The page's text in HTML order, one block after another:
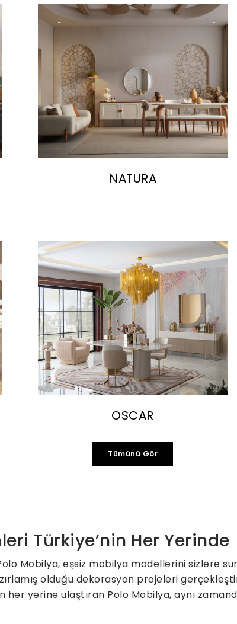
NATURA
OSCAR
Tümünü Gör
Türkiye’nin Her Yerinde
Mobilya, eşsiz mobilya modellerini sizlere
olduğu dekorasyon projeleri
her yerine ulaştıran Polo Mobilya, aynı